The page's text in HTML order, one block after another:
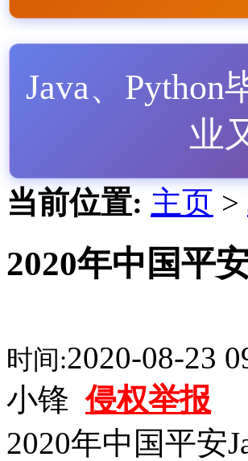
Java、Python
业
当前位置: 主页 >
2020年中国平
时间:2020-08-23
小锋侵权举报
2020年中国平安